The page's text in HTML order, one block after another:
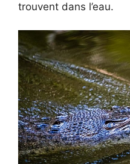
trouvent dans l’eau.